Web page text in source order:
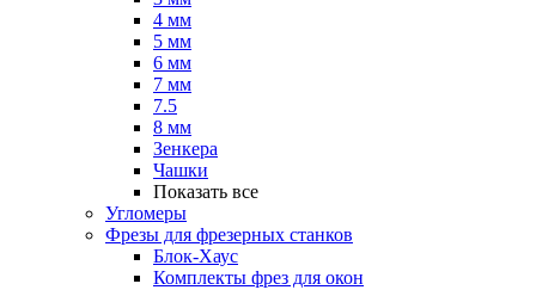
4 мм
5 мм
6 мм
7 мм
7.5
8 мм
Зенкера
Чашки
Показать все
Угломеры
Фрезы для фрезерных станков
Блок-Хаус
Комплекты фрез для окон